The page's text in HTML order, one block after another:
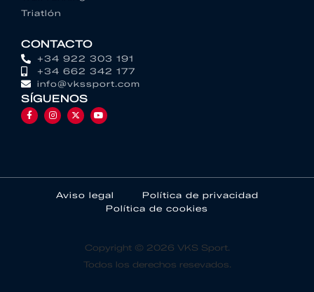
Triatlón
CONTACTO
+34 922 303 191
+34 662 342 177
info@vkssport.com
SÍGUENOS
Aviso legal
Política de privacidad
Política de cookies
Copyright © 2026 VKS Sport.
Todos los derechos resevados.